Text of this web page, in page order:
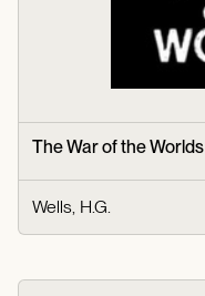
The War of the Worlds
Wells, H.G.